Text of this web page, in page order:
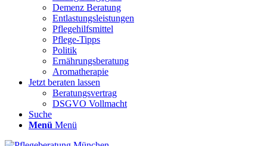
Demenz Beratung
Entlastungsleistungen
Pflegehilfsmittel
Pflege-Tipps
Politik
Ernährungsberatung
Aromatherapie
Jetzt beraten lassen
Beratungsvertrag
DSGVO Vollmacht
Suche
Menü Menü